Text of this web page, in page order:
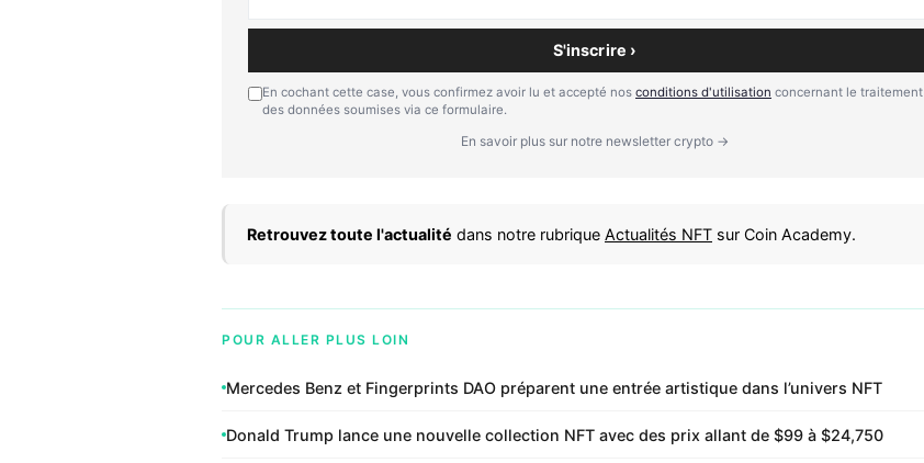
S'inscrire ›
En cochant cette case, vous confirmez avoir lu et accepté nos conditions d'utilisation concernant le traitement
des données soumises via ce formulaire.
En savoir plus sur notre newsletter crypto →
Retrouvez toute l'actualité dans notre rubrique Actualités NFT sur Coin Academy.
POUR ALLER PLUS LOIN
Mercedes Benz et Fingerprints DAO préparent une entrée artistique dans l’univers NFT
Donald Trump lance une nouvelle collection NFT avec des prix allant de $99 à $24,750